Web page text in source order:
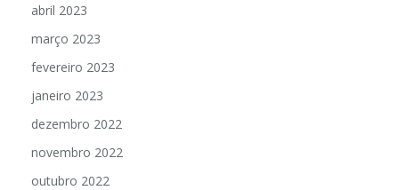
abril 2023
março 2023
fevereiro 2023
janeiro 2023
dezembro 2022
novembro 2022
outubro 2022